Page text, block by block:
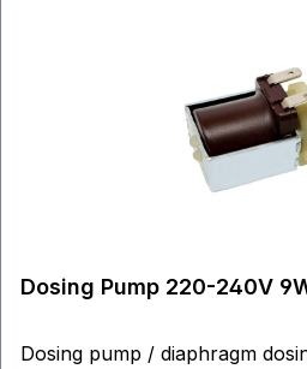
Dosing Pump 220-240V
Dosing pump / diaphragm dosing